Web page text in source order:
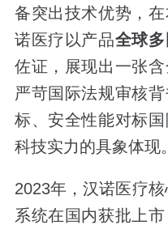
备突出技术优势，
诺医疗以产品全球
佐证，展现出一张
严苛国际法规审核
标、安全性能对标
科技实力的具象体现。
2023年，汉诺医疗
系统在国内获批上